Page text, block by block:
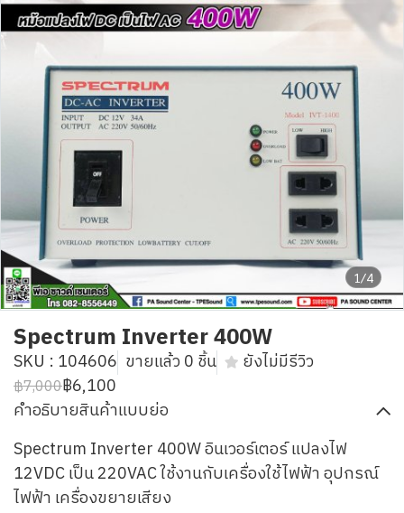
1/4
Spectrum Inverter 400W
SKU : 104606 ขายแล้ว 0 ชิ้น ยังไม่มีรีวิว
฿7,000฿6,100
คำอธิบายสินค้าแบบย่อ
Spectrum Inverter 400W อินเวอร์เตอร์ แปลงไฟ
12VDC เป็น 220VAC ใช้งานกับเครื่องใช้ไฟฟ้า อุปกรณ์
ไฟฟ้า เครื่องขยายเสียง